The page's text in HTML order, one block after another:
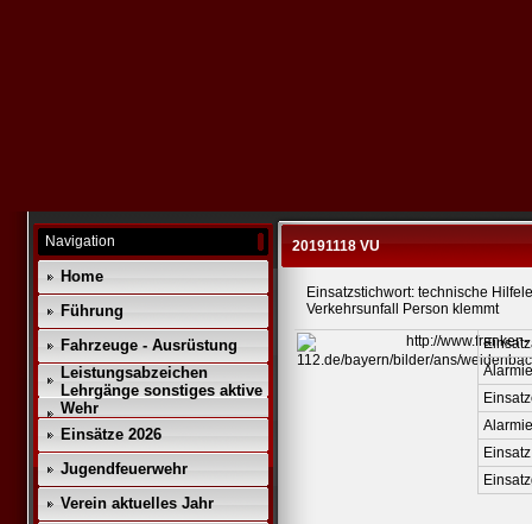
Navigation
Home
Führung
Fahrzeuge - Ausrüstung
Leistungsabzeichen
Lehrgänge sonstiges aktive
Wehr
Einsätze 2026
Jugendfeuerwehr
Verein aktuelles Jahr
20191118 VU
Einsatzstichwort: technische
Verkehrsunfall Person klemmt